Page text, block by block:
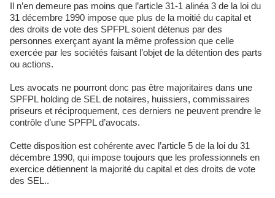
Il n’en demeure pas moins que l’article 31-1 alinéa 3 de la loi du
31 décembre 1990 impose que plus de la moitié du capital et
des droits de vote des SPFPL soient détenus par des
personnes exerçant ayant la même profession que celle
exercée par les sociétés faisant l’objet de la détention des parts
ou actions.
Les avocats ne pourront donc pas être majoritaires dans une
SPFPL holding de SEL de notaires, huissiers, commissaires
priseurs et réciproquement, ces derniers ne peuvent prendre le
contrôle d’une SPFPL d’avocats.
Cette disposition est cohérente avec l’article 5 de la loi du 31
décembre 1990, qui impose toujours que les professionnels en
exercice détiennent la majorité du capital et des droits de vote
des SEL..